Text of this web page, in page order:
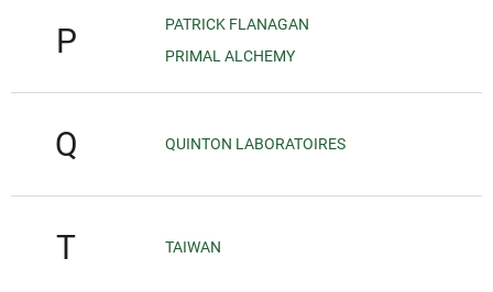
P
PATRICK FLANAGAN
PRIMAL ALCHEMY
Q QUINTON LABORATOIRES
T TAIWAN